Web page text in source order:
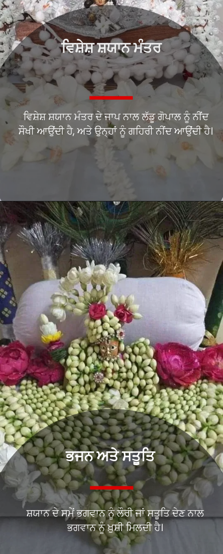
ਵਿਸ਼ੇਸ਼ ਸ਼ਯਾਨ ਮੰਤਰ ਦੇ ਜਾਪ ਨਾਲ ਲੱਡੂ ਗੋਪਾਲ ਨੂੰ ਨੀਂਦ
ਸੌਖੀ ਆਉਂਦੀ ਹੈ, ਅਤੇ ਉਨ੍ਹਾਂ ਨੂੰ ਗਹਿਰੀ ਨੀਂਦ ਆਉਂਦੀ ਹੈ।
ਵਿਸ਼ੇਸ਼ ਸ਼ਯਾਨ ਮੰਤਰ
ਸ਼ਯਾਨ ਦੇ ਸਮੇਂ ਭਗਵਾਨ ਨੂੰ ਲੌਰੀ ਜਾਂ ਸਤੂਤਿ ਦੇਣ ਨਾਲ
ਭਗਵਾਨ ਨੂੰ ਖ਼ੁਸ਼ੀ ਮਿਲਦੀ ਹੈ।
ਭਜਨ ਅਤੇ ਸਤੂਤਿ